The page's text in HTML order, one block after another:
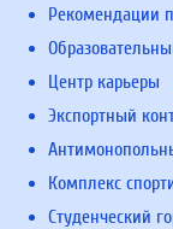
Рекомендации
Центр карьеры
Экспортный
Комплекс
Студенческий